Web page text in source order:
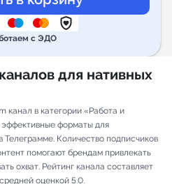
с ЭДО
для нативных
канал в категории «Работа и
эффективные форматы для
Количество подписчиков
помогают брендам привлекать
охват. Рейтинг канала составляет
оценкой 5.0.